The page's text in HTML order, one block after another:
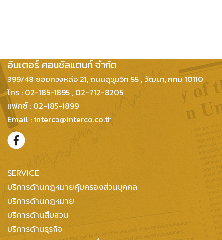
อินเตอร์ คอนซัลแตนท์ จำกัด
399/48 ซอยทองหล่อ 21, ถนนสุขุมวิท 55 , วัฒนา, กทม 10110
โทร : 02-185-1895 , 02-712-8205
แฟกซ์ : 02-185-1899
Email : interco@interco.co.th
SERVICE
บริการด้านกฎหมายคุ้มครองส่วนบุคคล
บริการด้านกฏหมาย
บริการด้านสืบสวน
บริการด้านธุรกิจ